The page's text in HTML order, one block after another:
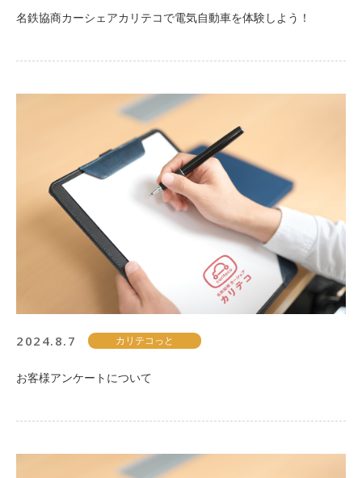
名鉄協商カーシェアカリテコで電気自動車を体験しよう！
2024.8.7 カリテコっと
お客様アンケートについて